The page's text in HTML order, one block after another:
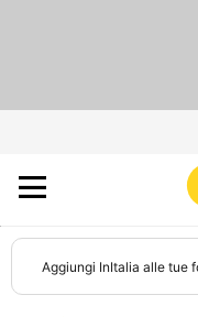
Aggiungi InItalia alle tue